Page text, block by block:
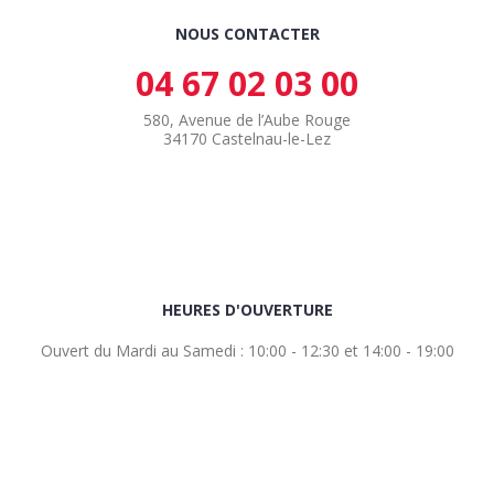
NOUS CONTACTER
04 67 02 03 00
580, Avenue de l’Aube Rouge
34170 Castelnau-le-Lez
HEURES D'OUVERTURE
Ouvert du Mardi au Samedi : 10:00 - 12:30 et 14:00 - 19:00